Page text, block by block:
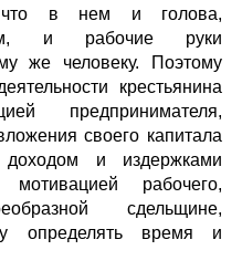
что в нем и голова,
и рабочие руки
же человеку. Поэтому
крестьянина
предпринимателя,
своего капитала
и издержками
рабочего,
сдельщине,
определять время и